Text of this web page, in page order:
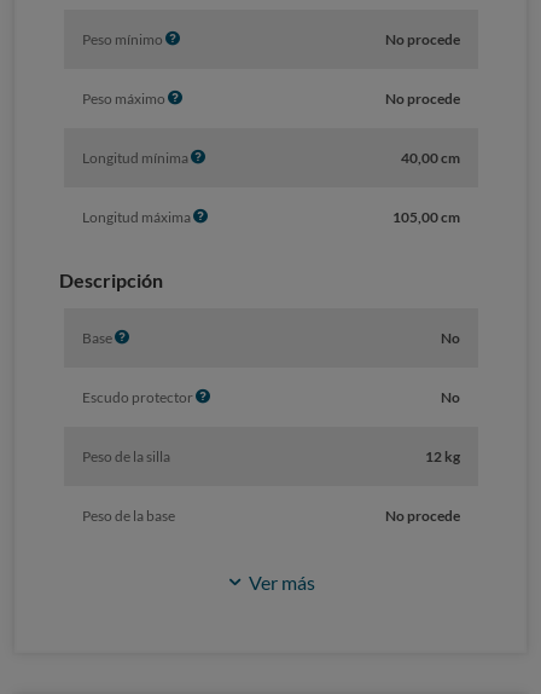
o
Peso mínimo I
o
No procede
Peso máximo I
o
No procede
Longitud mínima I
o
40,00 cm
Longitud máximaI
105,00 cm
Descripción
BaseI
o
No
Escudo protectorI
No
Peso de la silla 12 kg
Peso de la base No procede
Ver más